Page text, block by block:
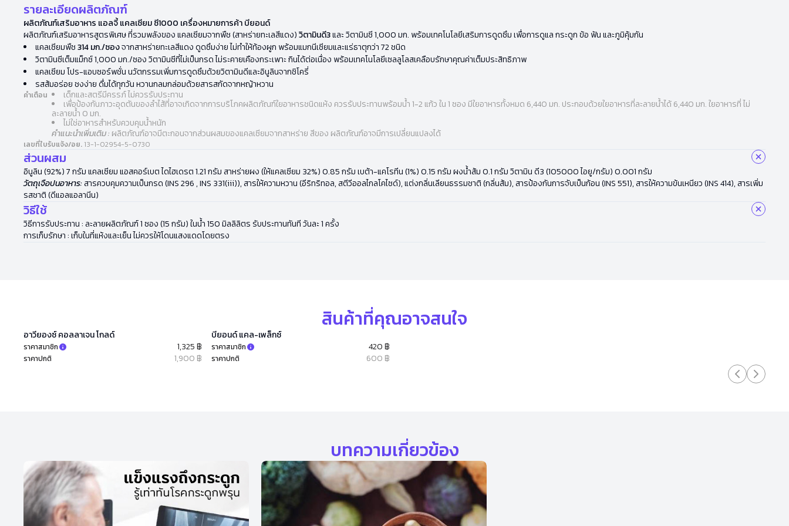
รายละเอียดผลิตภัณฑ์
ผลิตภัณฑ์เสริมอาหาร แอลจี้ แคลเซียม ซี1000 เครื่องหมายการค้า บียอนด์
ผลิตภัณฑ์เสริมอาหารสูตรพิเศษ ที่รวมพลังของ แคลเซียมจากพืช (สาหร่ายทะเลสีแดง)วิตามินดี3และ วิตามินซี 1,000 มก. พร้อมเทคโนโลยีเสริมการดูดซึม เพื่อการดูแล กระดูก ข้อ ฟัน และภูมิคุ้มกัน
แคลเซียมพืช314 มก./ซองจากสาหร่ายทะเลสีแดง ดูดซึมง่าย ไม่ทำให้ท้องผูก พร้อมแมกนีเซียมและแร่ธาตุกว่า 72 ชนิด
วิตามินซีเต็มแม็กซ์ 1,000 มก./ซอง วิตามินซีที่ไม่เป็นกรด ไม่ระคายเคืองกระเพาะ กินได้ต่อเนื่อง พร้อมเทคโนโลยีเซลลูโลสเคลือบรักษาคุณค่าเต็มประสิทธิภาพ
แคลเซียม โปร-แอบซอร์พชั่น นวัตกรรมเพิ่มการดูดซึมด้วยวิตามินดีและอินูลินจากชิโครี่
รสส้มอร่อย ชงง่าย ดื่มได้ทุกวัน หวานกลมกล่อมด้วยสารสกัดจากหญ้าหวาน
คำเตือน เด็กและสตรีมีครรภ์ ไม่ควรรับประทาน
เพื่อป้องกันภาวะอุดตันของลําไส้ที่อาจเกิดจากการบริโภคผลิตภัณฑ์ใยอาหารชนิดแห้ง ควรรับประทานพร้อมน้ำ 1-2 แก้ว ใน 1 ซอง มีใยอาหารทั้งหมด 6,440 มก. ประกอบด้วยใยอาหารที่ละลายน้ำได้ 6,440 มก. ใยอาหารที่ ไม่
ละลายน้ำ 0 มก.
ไม่ใช่อาหารสําหรับควบคุมน้ำหนัก
คําแนะนําเพิ่มเติม : ผลิตภัณฑ์อาจมีตะกอนจากส่วนผสมของแคลเซียมจากสาหร่าย สีของ ผลิตภัณฑ์อาจมีการเปลี่ยนแปลงได้
เลขที่ใบรับแจ้ง/อย. 13-1-02954-5-0730
ส่วนผสม
อินูลิน (92%) 7 กรัม แคลเซียม แอสคอร์เบต ไดไฮเดรต 1.21 กรัม สาหร่ายผง (ให้แคลเซียม 32%) 0.85 กรัม เบต้า-แคโรทีน (1%) 0.15 กรัม ผงน้ำส้ม 0.1 กรัม วิตามิน ดี3 (105000 ไอยู/กรัม) 0.001 กรัม
วัตถุเจือปนอาหาร:สารควบคุมความเป็นกรด (INS 296 , INS 331(iii)), สารให้ความหวาน (อีริทริทอล, สตีวีออลไกลโคไซด์), แต่งกลิ่นเลียนธรรมชาติ (กลิ่นส้ม), สารป้องกันการจับเป็นก้อน (INS 551), สารให้ความข้นเหนียว (INS 414), สารเพิ่ม
รสชาติ (ดีแอลแอลานีน)
วิธีใช้
วิธีการรับประทาน : ละลายผลิตภัณฑ์ 1 ซอง (15 กรัม) ในน้ำ 150 มิลลิลิตร รับประทานทันที วันละ 1 ครั้ง
การเก็บรักษา : เก็บในที่แห้งและเย็น ไม่ควรให้โดนแสงแดดโดยตรง
สินค้าที่คุณอาจสนใจ
อาวียองซ์ คอลลาเจน โกลด์
ราคาสมาชิก 1,325 ฿
ราคาปกติ 1,900 ฿
บียอนด์ แคล-เพล็กซ์
ราคาสมาชิก 420 ฿
ราคาปกติ 600 ฿
บทความเกี่ยวข้อง